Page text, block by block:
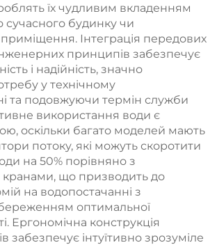
їх чудливим вкладенням
сучасного будинку чи
Інтеграція передових
принципів забезпечує
і надійність, значно
у технічному
та подовжуючи термін служби
використання води є
оскільки багато моделей мають
потоку, які можуть скоротити
на 50% порівняно з
що призводить до
на водопостачанні з
оптимальної
Ергономічна конструкція
забезпечує інтуїтивно зрозуміле